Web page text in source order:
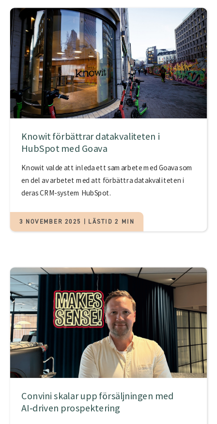
Knowit förbättrar datakvaliteten i
HubSpot med Goava
Knowit valde att inleda ett samarbete med Goava som
en del av arbetet med att förbättra datakvaliteten i
deras CRM-system HubSpot.
3 NOVEMBER 2025 | LÄSTID 2 MIN
Convini skalar upp försäljningen med
AI‑driven prospektering